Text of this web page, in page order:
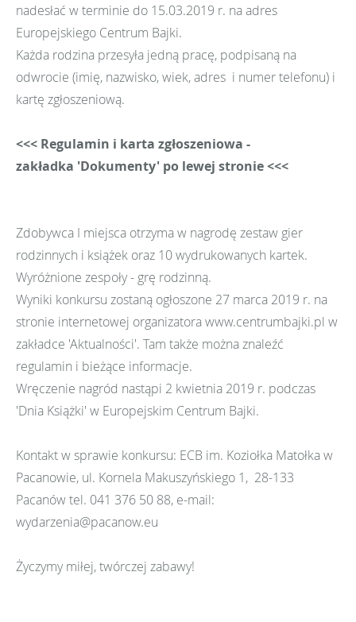
nadesłać w terminie do 15.03.2019 r. na adres
Europejskiego Centrum Bajki.
Każda rodzina przesyła jedną pracę, podpisaną na
odwrocie (imię, nazwisko, wiek, adres i numer telefonu) i
kartę zgłoszeniową.
<<< Regulamin i karta zgłoszeniowa -
zakładka 'Dokumenty' po lewej stronie <<<
Zdobywca I miejsca otrzyma w nagrodę zestaw gier
rodzinnych i książek oraz 10 wydrukowanych kartek.
Wyróżnione zespoły - grę rodzinną.
Wyniki konkursu zostaną ogłoszone 27 marca 2019 r. na
stronie internetowej organizatora www.centrumbajki.pl w
zakładce 'Aktualności'. Tam także można znaleźć
regulamin i bieżące informacje.
Wręczenie nagród nastąpi 2 kwietnia 2019 r. podczas
'Dnia Książki' w Europejskim Centrum Bajki.
Kontakt w sprawie konkursu: ECB im. Koziołka Matołka w
Pacanowie, ul. Kornela Makuszyńskiego 1, 28-133
Pacanów tel. 041 376 50 88, e-mail:
wydarzenia@pacanow.eu
Życzymy miłej, twórczej zabawy!